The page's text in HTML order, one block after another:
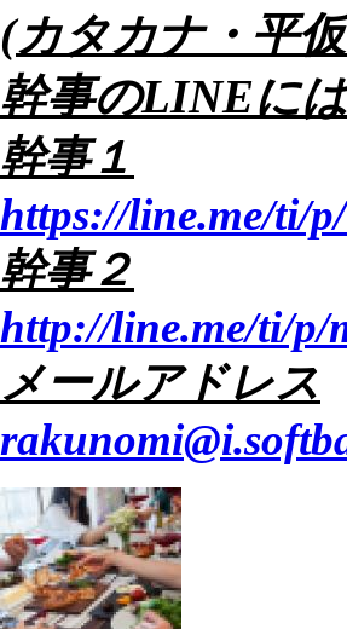
(カタカナ・平
幹事のLINEに
幹事１
https://line.me/ti/
幹事２
http://line.me/ti/
メールアドレス